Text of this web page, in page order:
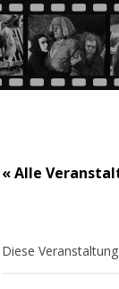
« Alle
Diese